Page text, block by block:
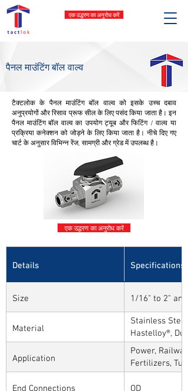
एक उद्धरण का अनुरोध करें
पैनल माउंटिंग बॉल वाल्व
टैक्टलोक के पैनल माउंटिंग बॉल वाल्व को इसके उच्च दबाव
अनुप्रयोगों और रिसाव प्रूफ सील के लिए पसंद किया जाता है। इन
पैनल माउंटिंग बॉल वाल्व का उपयोग ट्यूब और फिटिंग / वाल्व या
प्रक्रिया कनेक्शन को जोड़ने के लिए किया जाता है। नीचे दिए गए
चार्ट के अनुसार विभिन्न रेंज, सामग्री और ग्रेड में उपलब्ध है।
एक उद्धरण का अनुरोध करें
Details Specifications
Size 1/16" to 2"
Material
Stainless
Hastelloy®,
Alloys
Application
Power,
Fertilizers,
Sytems, Paper
End Connections
OD